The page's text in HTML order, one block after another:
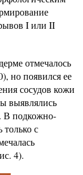
I или II
отмечалось
но появился ее
сосудов кожи
выявлялись
В подкожно-
только с
4).